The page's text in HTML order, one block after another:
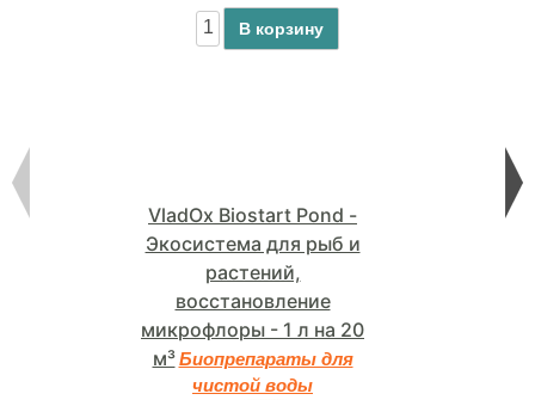
В корзину
VladOx Biostart Pond -
Экосистема для рыб и
растений,
восстановление
микрофлоры - 1 л на 20
м³ Биопрепараты для
чистой воды